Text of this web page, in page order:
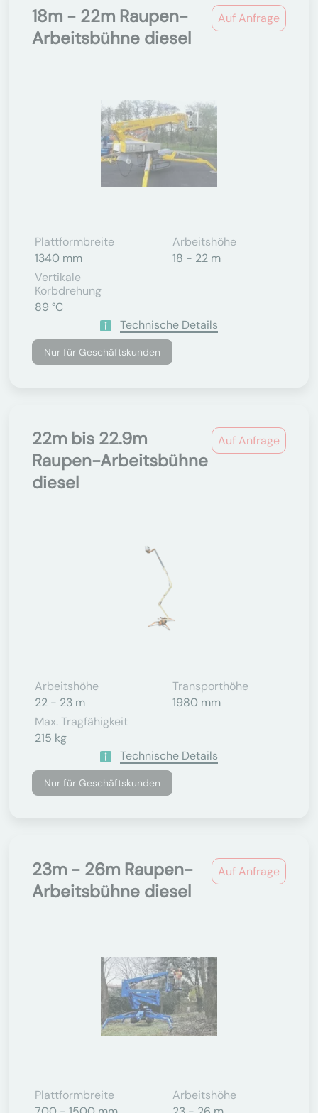
Auf Anfrage
18m - 22m Raupen-
Arbeitsbühne diesel
Plattformbreite
1340 mm
Arbeitshöhe
18 - 22 m
Vertikale
Korbdrehung
89 °C
Technische Details
Nur für Geschäftskunden
Auf Anfrage
22m bis 22.9m
Raupen-Arbeitsbühne
diesel
Arbeitshöhe
22 - 23 m
Transporthöhe
1980 mm
Max. Tragfähigkeit
215 kg
Technische Details
Nur für Geschäftskunden
Auf Anfrage
23m - 26m Raupen-
Arbeitsbühne diesel
Plattformbreite
Arbeitshöhe